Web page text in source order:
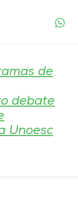
da
de
debate
Unoesc